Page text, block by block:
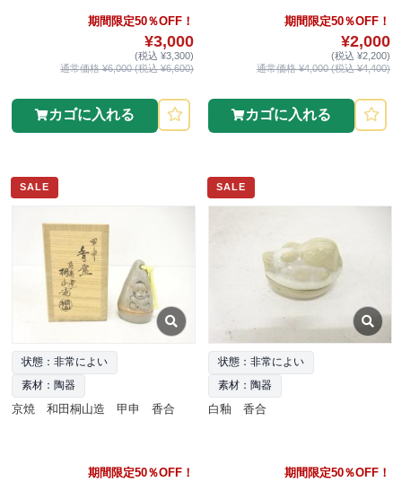
期間限定50％OFF！
¥3,000
(税込 ¥3,300)
通常価格 ¥6,000 (税込 ¥6,600)
カゴに入れる
期間限定50％OFF！
¥2,000
(税込 ¥2,200)
通常価格 ¥4,000 (税込 ¥4,400)
カゴに入れる
SALE
状態：非常によい
素材：陶器
京焼 和田桐山造 甲申 香合
期間限定50％OFF！
SALE
状態：非常によい
素材：陶器
白釉 香合
期間限定50％OFF！